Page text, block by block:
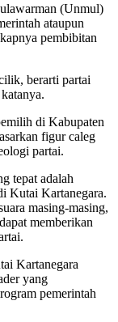
(Unmul)
ataupun
pembibitan
berarti partai
di Kabupaten
figur caleg
partai.
tepat adalah
Kutai Kartanegara.
masing-masing,
memberikan
Kartanegara
yang
pemerintah